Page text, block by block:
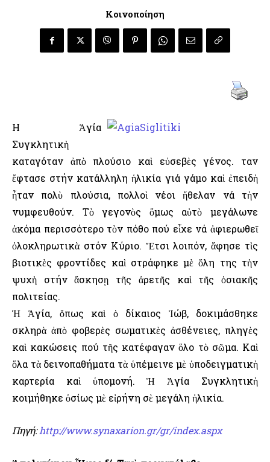
Κοινοποίηση
Η Ἁγία
Συγκλητικὴ
καταγόταν ἀπὸ πλούσιο καὶ εὐσεβὲς γένος. Ὅταν
ἔφτασε στήν κατάλληλη ἡλικία γιά γάμο καὶ ἐπειδὴ
ἦταν πολὺ πλούσια, πολλοὶ νέοι ἤθελαν νά τὴν
νυμφευθούν. Τὸ γεγονὸς ὅμως αὐτὸ μεγάλωνε
ἀκόμα περισσότερο τὸν πόθο πού εἶχε νά ἀφιερωθεῖ
ὁλοκληρωτικὰ στόν Κύριο. Ἔτσι λοιπόν, ἄφησε τὶς
βιοτικὲς φροντίδες καὶ στράφηκε μὲ ὅλη της τὴν
ψυχὴ στήν ἄσκησῃ τῆς ἀρετῆς καὶ τῆς ὁσιακῆς
πολιτείας.
Ἡ Ἁγία, ὅπως καὶ ὁ δίκαιος Ἰώβ, δοκιμάσθηκε
σκληρὰ ἀπὸ φοβερὲς σωματικὲς ἀσθένειες, πληγὲς
καὶ κακώσεις πού τῆς κατέφαγαν ὅλο τὸ σῶμα. Καὶ
ὅλα τὰ δεινοπαθήματα τὰ ὑπέμεινε μὲ ὑποδειγματικὴ
καρτερία καὶ ὑπομονή. Ἡ Ἁγία Συγκλητικὴ
κοιμήθηκε ὁσίως μὲ εἰρήνη σὲ μεγάλη ἡλικία.
Πηγή:http://www.synaxarion.gr/gr/index.aspx